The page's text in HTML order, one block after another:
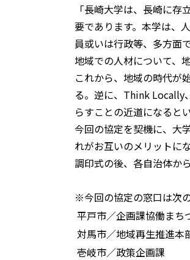
「長崎大学は、長崎に
要であります。本学は、
員或いは行政等、多方面
地域での人材について、
これから、地域の時代が
る。逆に、Think Locally
らすことの近道になると
今回の協定を契機に、大
れがお互いのメリットに
調印式の後、各自治体か
※今回の協定の窓口は次の
平戸市／企画課協働まち
対馬市／地域再生推進本
壱岐市／政策企画課